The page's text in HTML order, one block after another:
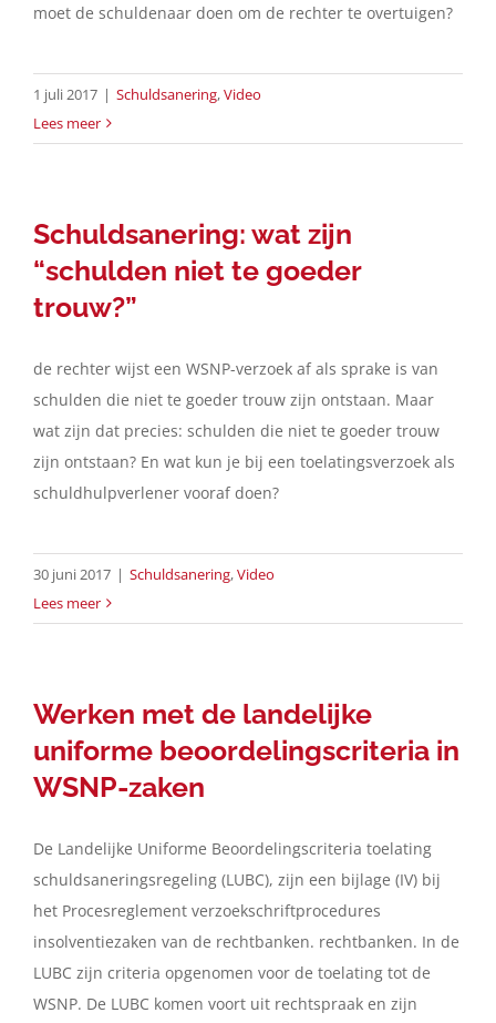
moet de schuldenaar doen om de rechter te overtuigen?
1 juli 2017 | Schuldsanering,Video
Lees meer
Schuldsanering: wat zijn
“schulden niet te goeder
trouw?”
de rechter wijst een WSNP-verzoek af als sprake is van
schulden die niet te goeder trouw zijn ontstaan. Maar
wat zijn dat precies: schulden die niet te goeder trouw
zijn ontstaan? En wat kun je bij een toelatingsverzoek als
schuldhulpverlener vooraf doen?
30 juni 2017 | Schuldsanering,Video
Lees meer
Werken met de landelijke
uniforme beoordelingscriteria in
WSNP-zaken
De Landelijke Uniforme Beoordelingscriteria toelating
schuldsaneringsregeling (LUBC), zijn een bijlage (IV) bij
het Procesreglement verzoekschriftprocedures
insolventiezaken van de rechtbanken. rechtbanken. In de
LUBC zijn criteria opgenomen voor de toelating tot de
WSNP. De LUBC komen voort uit rechtspraak en zijn